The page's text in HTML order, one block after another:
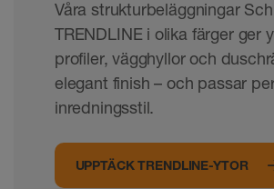
Våra strukturbeläggningar
TRENDLINE i olika färger ger
profiler, vägghyllor och
elegant finish – och passar
inredningsstil.
UPPTÄCK TRENDLINE-YTOR